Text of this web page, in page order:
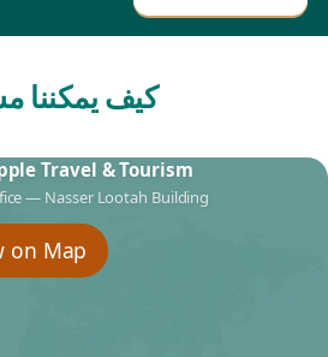
كيف يمكننا
Travel & Tourism
— Nasser Lootah Building
on Map